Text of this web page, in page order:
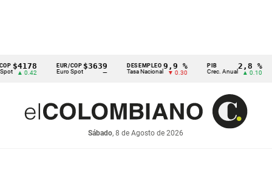
EUR/COP
Euro Spot
$3639
—
DESEMPLEO
Tasa Nacional
9,9 %
▼ 0.30
PIB
Crec. Anual
2,8 %
▲ 0.10
TRM
Tasa
Sábado, 8 de Agosto de 2026